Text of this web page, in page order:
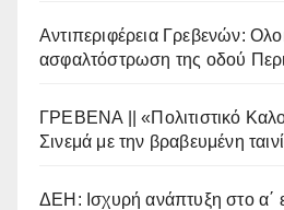
Αντιπεριφέρεια Γρεβενών:
ασφαλτόστρωση της οδού
ΓΡΕΒΕΝΑ || «Πολιτιστικό
Σινεμά με την βραβευμένη
ΔΕΗ: Ισχυρή ανάπτυξη στο α΄